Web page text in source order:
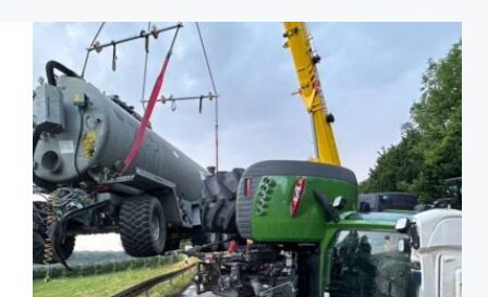
im
Privat-
Pkw